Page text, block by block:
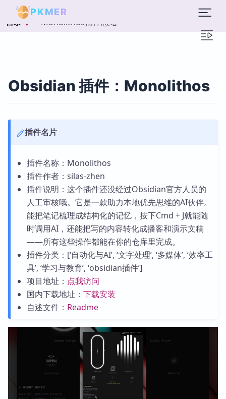
PKMER
目录 Monolithos插件总结
Obsidian 插件：Monolithos
插件名片
插件名称：Monolithos
插件作者：silas-zhen
插件说明：这个插件还没经过Obsidian官方人员的
人工审核哦。它是一款助力本地优先思维的AI伙伴。
能把笔记梳理成结构化的记忆，按下Cmd + J就能随
时调用AI，还能把写的内容转化成播客和演示文稿
——所有这些操作都能在你的仓库里完成。
插件分类：[‘自动化与AI’, ‘文字处理’, ‘多媒体’, ‘效率工
具’, ‘学习与教育’, ‘obsidian插件’]
项目地址： 点我访问
国内下载地址： 下载安装
自述文件： Readme